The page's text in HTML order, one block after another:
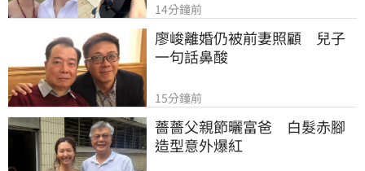
14分鐘前
廖峻離婚仍被前妻照顧　兒子
一句話鼻酸
15分鐘前
薔薔父親節曬富爸　白髮赤腳
造型意外爆紅